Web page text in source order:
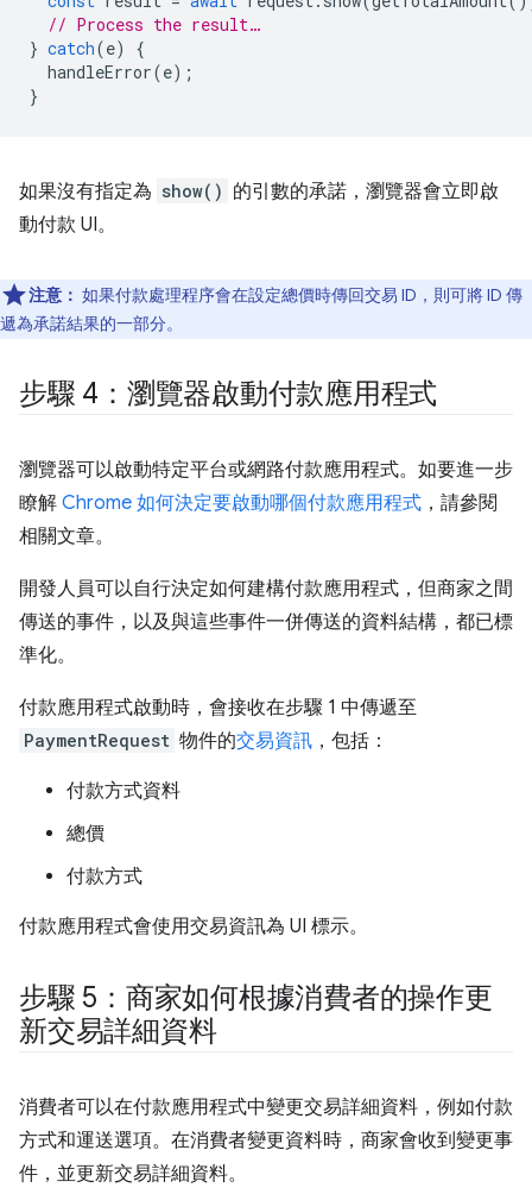
// Process the result…
} catch(e)
{
handleError(e);
}
如果沒有指定為 show() 的引數的承諾，瀏覽器會立即啟
動付款 UI。
注意： 如果付款處理程序會在設定總價時傳回交易 ID，則可將 ID 傳
遞為承諾結果的一部分。
步驟 4：瀏覽器啟動付款應用程式
瀏覽器可以啟動特定平台或網路付款應用程式。如要進一步
瞭解 Chrome 如何決定要啟動哪個付款應用程式 ，請參閱
相關文章。
開發人員可以自行決定如何建構付款應用程式，但商家之間
傳送的事件，以及與這些事件一併傳送的資料結構，都已標
準化。
付款應用程式啟動時，會接收在步驟 1 中傳遞至
PaymentRequest 物件的交易資訊 ，包括：
付款方式資料
總價
付款方式
付款應用程式會使用交易資訊為 UI 標示。
步驟 5：商家如何根據消費者的操作更
新交易詳細資料
消費者可以在付款應用程式中變更交易詳細資料，例如付款
方式和運送選項。在消費者變更資料時，商家會收到變更事
件，並更新交易詳細資料。